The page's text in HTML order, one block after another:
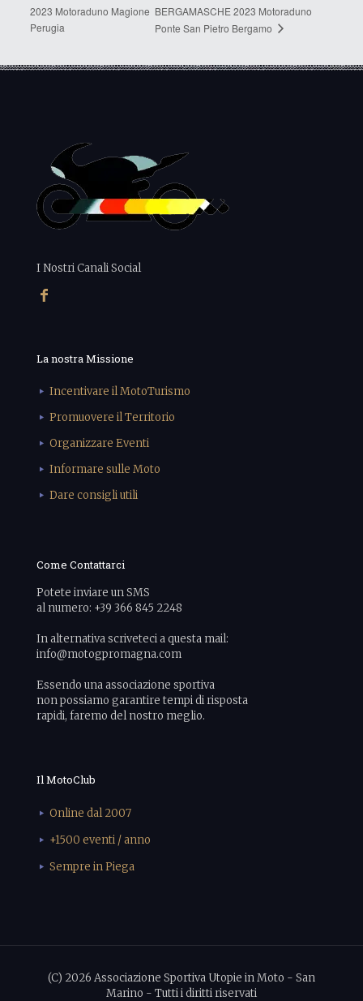
2023 Motoraduno Magione
Perugia
BERGAMASCHE 2023 Motoraduno
Ponte San Pietro Bergamo
I Nostri Canali Social
La nostra Missione
Incentivare il MotoTurismo
Promuovere il Territorio
Organizzare Eventi
Informare sulle Moto
Dare consigli utili
Come Contattarci
Potete inviare un SMS
al numero: +39 366 845 2248
In alternativa scriveteci a questa mail:
info@motogpromagna.com
Essendo una associazione sportiva
non possiamo garantire tempi di risposta
rapidi, faremo del nostro meglio.
Il MotoClub
Online dal 2007
+1500 eventi / anno
Sempre in Piega
(C) 2026 Associazione Sportiva Utopie in Moto - San
Marino - Tutti i diritti riservati